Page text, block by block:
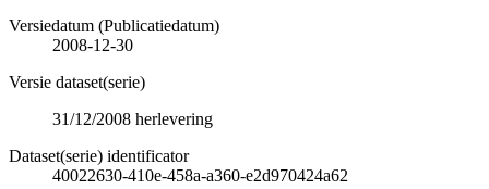
Versiedatum (Publicatiedatum)
2008-12-30
Versie dataset(serie)
31/12/2008 herlevering
Dataset(serie) identificator
40022630-410e-458a-a360-e2d970424a62